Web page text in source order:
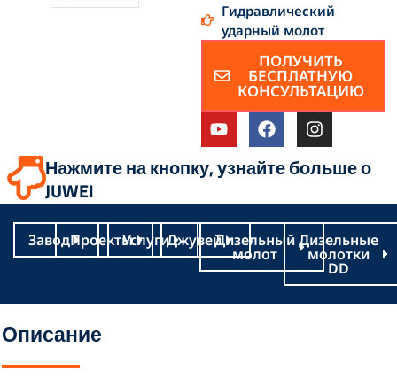
Гидравлический
ударный молот
ПОЛУЧИТЬ
БЕСПЛАТНУЮ
КОНСУЛЬТАЦИЮ
Ю
т
у
б
Ф
е
й
с
у
к
И
н
с
т
г
р
а
м
Нажмите на кнопку, узнайте больше о
JUWEI
ЗаводПроектыУслугиДжувейДизельный
молот
Дизельные
молотки
DD
Описание